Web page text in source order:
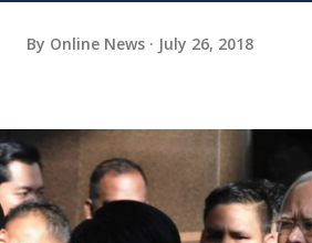
By Online News July 26, 2018